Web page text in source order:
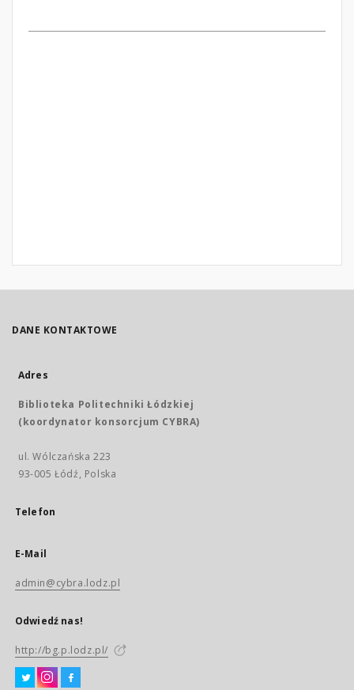
DANE KONTAKTOWE
Adres
Biblioteka Politechniki Łódzkiej
(koordynator konsorcjum CYBRA)
ul. Wólczańska 223
93-005 Łódź, Polska
Telefon
E-Mail
admin@cybra.lodz.pl
Odwiedź nas!
http://bg.p.lodz.pl/